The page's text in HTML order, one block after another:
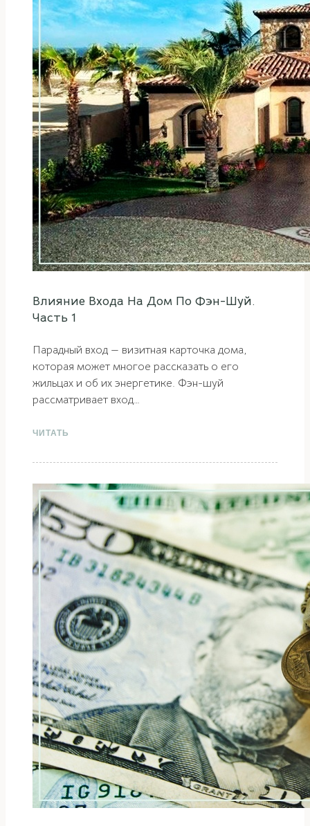
Влияние Входа На Дом По Фэн-Шуй.
Часть 1
Парадный вход — визитная карточка дома,
которая может многое рассказать о его
жильцах и об их энергетике. Фэн-шуй
рассматривает вход…
ЧИТАТЬ